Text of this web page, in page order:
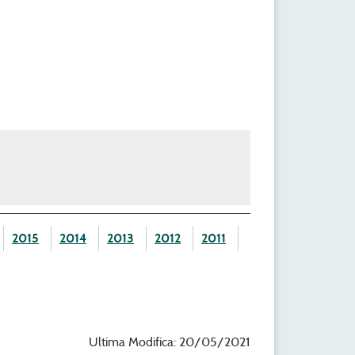
2015 2014 2013 2012 2011
Ultima Modifica: 20/05/2021